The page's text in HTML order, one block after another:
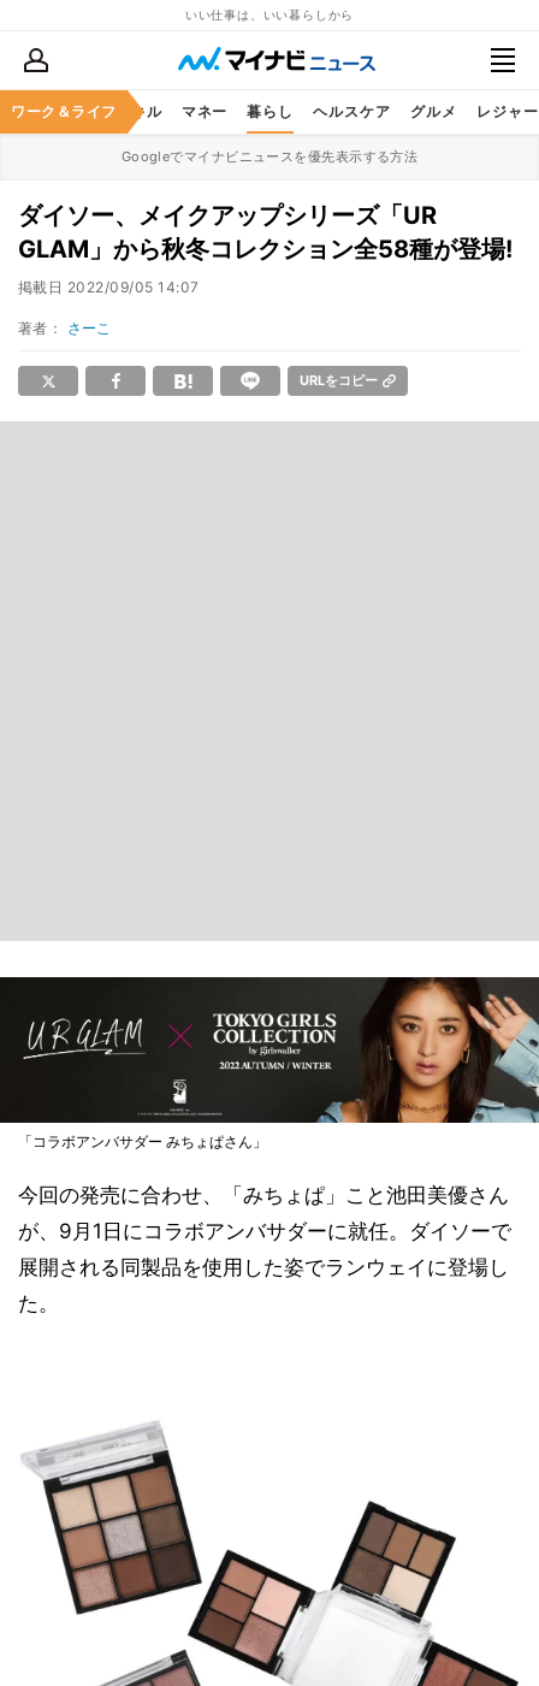
いい仕事は、いい暮らしから
ワーク＆ライフ
ア ビジネススキル マネー 暮らし ヘルスケア グルメ レジャー
Googleでマイナビニュースを優先表示する方法
ダイソー、メイクアップシリーズ「UR
GLAM」から秋冬コレクション全58種が登場!
掲載日 2022/09/05 14:07
著者： さーこ
URLをコピー
「コラボアンバサダー みちょぱさん」
今回の発売に合わせ、「みちょぱ」こと池田美優さん
が、9月1日にコラボアンバサダーに就任。ダイソーで
展開される同製品を使用した姿でランウェイに登場し
た。